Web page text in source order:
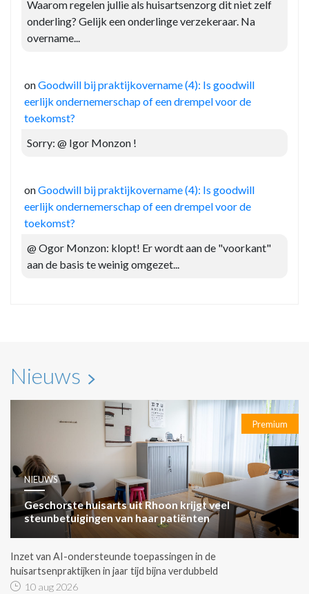
Waarom regelen jullie als huisartsenzorg dit niet zelf
onderling? Gelijk een onderlinge verzekeraar. Na
overname...
onGoodwill bij praktijkovername (4): Is goodwill
eerlijk ondernemerschap of een drempel voor de
toekomst?
Sorry: @ Igor Monzon !
onGoodwill bij praktijkovername (4): Is goodwill
eerlijk ondernemerschap of een drempel voor de
toekomst?
@ Ogor Monzon: klopt! Er wordt aan de "voorkant"
aan de basis te weinig omgezet...
Nieuws
Premium
NIEUWS
Geschorste huisarts uit Rhoon krijgt veel
steunbetuigingen van haar patiënten
Inzet van AI-ondersteunde toepassingen in de
huisartsenpraktijken in jaar tijd bijna verdubbeld
10 aug 2026